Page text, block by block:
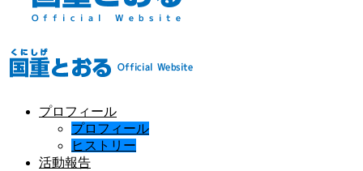
プロフィール
プロフィール
ヒストリー
活動報告